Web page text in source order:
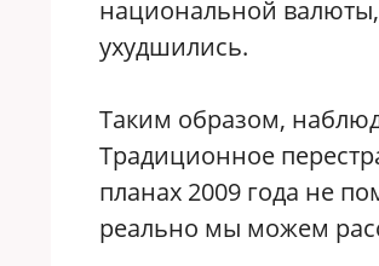
национальной валюты,
ухудшились.
Таким образом,
Традиционное
планах 2009 года не
реально мы можем